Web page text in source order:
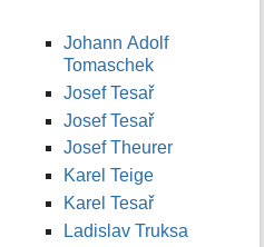
Johann Adolf
Tomaschek
Josef Tesař
Josef Tesař
Josef Theurer
Karel Teige
Karel Tesař
Ladislav Truksa